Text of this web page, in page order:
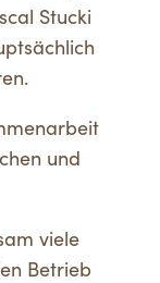
Stucki
und
viele
Betrieb